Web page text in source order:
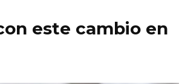
este cambio en